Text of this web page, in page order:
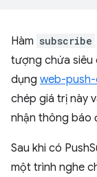
Hàm subscribe
tượng chứa siêu
dụng web-
chép giá trị này
nhận thông báo
Sau khi có
một trình nghe